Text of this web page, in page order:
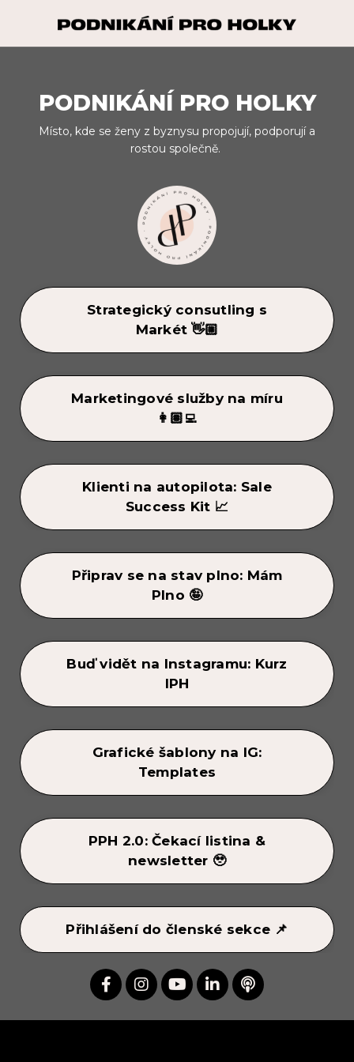
PODNIKÁNÍ PRO HOLKY
Místo, kde se ženy z byznysu propojují, podporují a
rostou společně.
Strategický consutling s
Markét 👋🏼
Marketingové služby na míru
👩🏽‍💻
Klienti na autopilota: Sale
Success Kit 📈
Připrav se na stav plno: Mám
Plno 🤪
Buď vidět na Instagramu: Kurz
IPH
Grafické šablony na IG:
Templates
PPH 2.0: Čekací listina &
newsletter 🥹
Přihlášení do členské sekce 📌